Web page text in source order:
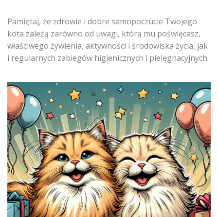
Pamiętaj, że zdrowie i dobre samopoczucie Twojego
kota zależą zarówno od uwagi, którą mu poświęcasz,
właściwego żywienia, aktywności i środowiska życia, jak
i regularnych zabiegów higienicznych i pielęgnacyjnych.